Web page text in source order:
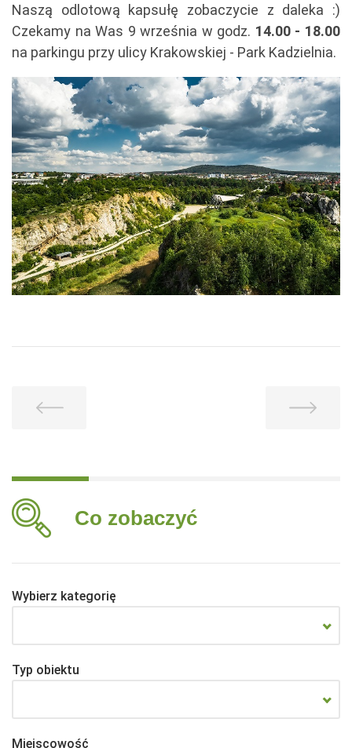
Naszą odlotową kapsułę zobaczycie z daleka :)
Czekamy na Was 9 września w godz. 14.00 - 18.00
na parkingu przy ulicy Krakowskiej - Park Kadzielnia.
Co zobaczyć
Wybierz kategorię
Typ obiektu
Miejscowość